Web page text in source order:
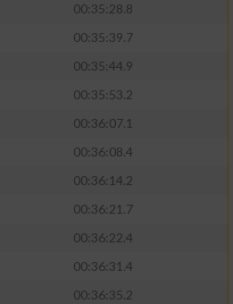
00:35:28.8
00:35:39.7
00:35:44.9
00:35:53.2
00:36:07.1
00:36:08.4
00:36:14.2
00:36:21.7
00:36:22.4
00:36:31.4
00:36:35.2